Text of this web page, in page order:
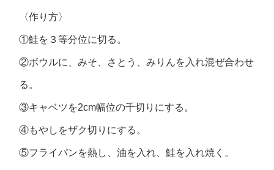
〈作り方〉
①鮭を３等分位に切る。
②ボウルに、みそ、さとう、みりんを入れ混ぜ合わせ
る。
③キャベツを2cm幅位の千切りにする。
④もやしをザク切りにする。
⑤フライパンを熱し、油を入れ、鮭を入れ焼く。